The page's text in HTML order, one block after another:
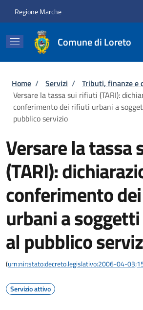
Regione Marche
Comune di Loreto
Briciole di pane
Home / Servizi / Tributi, finanze e
Versare la tassa sui rifiuti (TARI):
conferimento dei rifiuti urbani a
pubblico servizio
Versare la tassa
(TARI):
conferimento
urbani a
al pubblico
(urn:nir:stato:decreto.legislativo:2006-04-
Servizio attivo